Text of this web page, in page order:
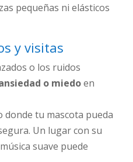
pequeñas ni elásticos
y visitas
o los ruidos
o miedoen
donde tu mascota pueda
Un lugar con su
suave puede